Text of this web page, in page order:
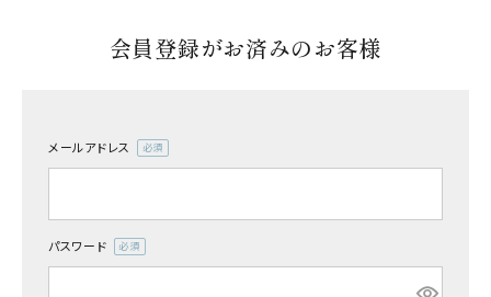
ようこそ ゲスト 様
商品カテゴリー
お酒別オススメ
会員登録がお済みのお客様
メールアドレス
(必
パスワード
(必